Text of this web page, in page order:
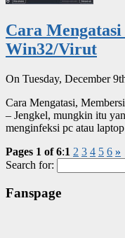
Cara
Win32/Virut
On Tuesday, December
Cara Mengatasi,
– Jengkel, mungkin itu
menginfeksi pc atau
Pages 1 of 6:1 2 3 4 5 6 »
Search for:
Fanspage